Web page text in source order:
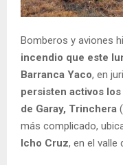
Bomberos y aviones
incendio que este
Barranca Yaco, en
persisten activos
de Garay, Trinchera
más complicado,
Icho Cruz, en el valle